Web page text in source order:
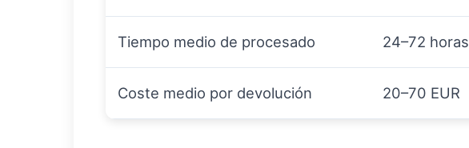
Tiempo medio de procesado 24–72 horas
Coste medio por devolución 20–70 EUR